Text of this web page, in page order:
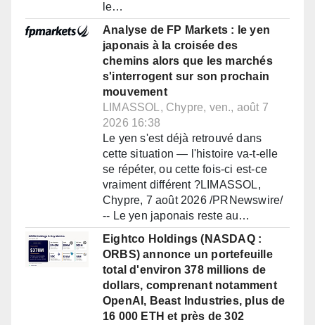
le…
Analyse de FP Markets : le yen
japonais à la croisée des
chemins alors que les marchés
s'interrogent sur son prochain
mouvement
LIMASSOL, Chypre, ven., août 7
2026 16:38
Le yen s'est déjà retrouvé dans
cette situation — l'histoire va-t-elle
se répéter, ou cette fois-ci est-ce
vraiment différent ?LIMASSOL,
Chypre, 7 août 2026 /PRNewswire/
-- Le yen japonais reste au…
Eightco Holdings (NASDAQ :
ORBS) annonce un portefeuille
total d'environ 378 millions de
dollars, comprenant notamment
OpenAI, Beast Industries, plus de
16 000 ETH et près de 302